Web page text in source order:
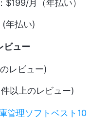
月（年払い）
年払い)
ビュー
レビュー)
以上のレビュー)
管理ソフトベスト10